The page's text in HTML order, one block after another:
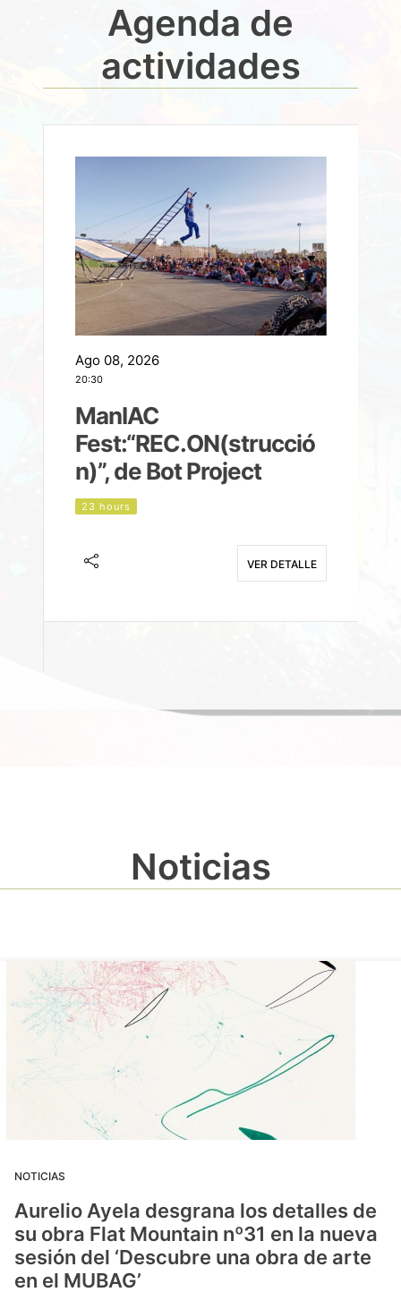
Agenda de
actividades
Ago 08, 2026
20:30
ManIAC
Fest:“REC.ON(strucció
n)”, de Bot Project
23 hours
VER DETALLE
Noticias
NOTICIAS
Aurelio Ayela desgrana los detalles de
su obra Flat Mountain nº31 en la nueva
sesión del ‘Descubre una obra de arte
en el MUBAG’